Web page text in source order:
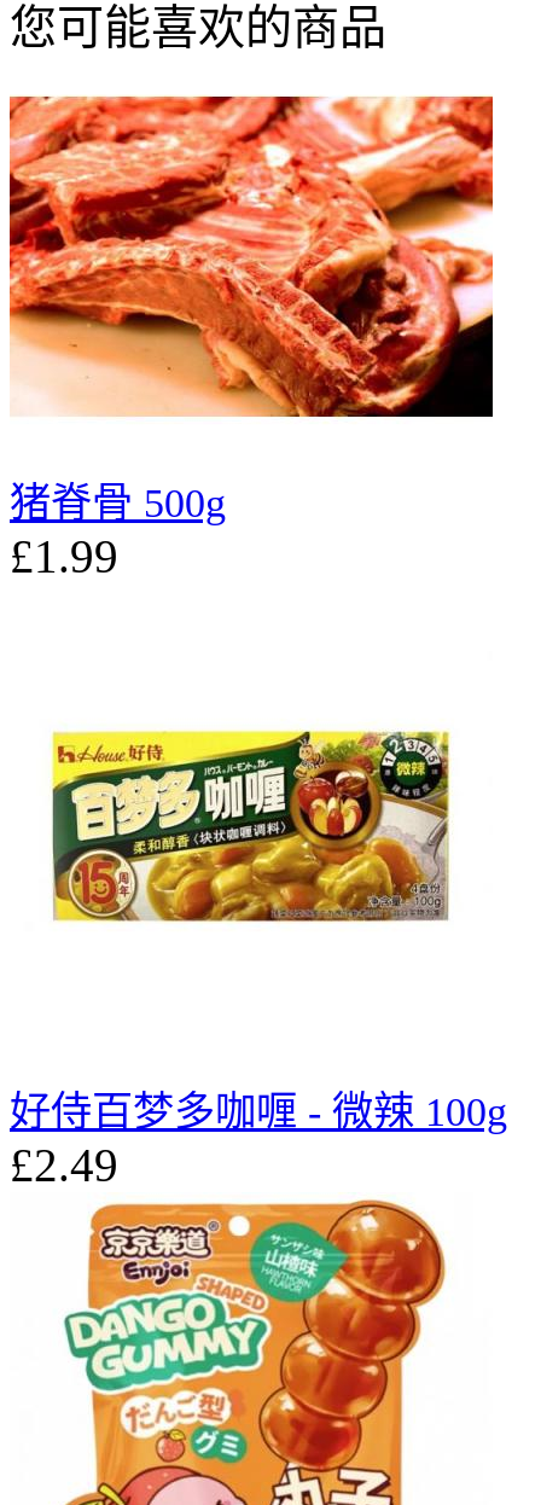
您可能喜欢的商品
猪脊骨 500g
£1.99
好侍百梦多咖喱 - 微辣 100g
£2.49